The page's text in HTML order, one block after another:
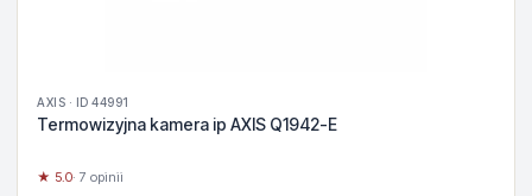
AXIS · ID 44991
Termowizyjna kamera ip AXIS Q1942-E
★ 5.0· 7 opinii